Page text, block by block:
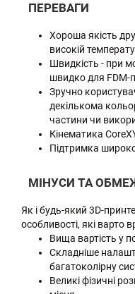
ПЕРЕВАГИ
Хороша якість
високій
Швидкість - при
швидко для FDM-
Зручно
декількома
частини чи
Кінематика
Підтримка
МІНУСИ ТА
Як і будь-який 3D-
особливості, які варто
Вища вартість у
Складніше
багатоколірну
Великі фізичні